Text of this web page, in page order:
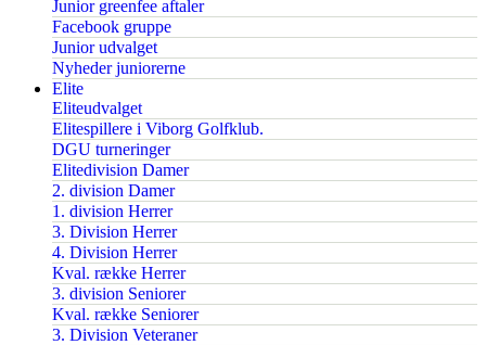
Junior greenfee aftaler
Facebook gruppe
Junior udvalget
Nyheder juniorerne
Elite
Eliteudvalget
Elitespillere i Viborg Golfklub.
DGU turneringer
Elitedivision Damer
2. division Damer
1. division Herrer
3. Division Herrer
4. Division Herrer
Kval. række Herrer
3. division Seniorer
Kval. række Seniorer
3. Division Veteraner